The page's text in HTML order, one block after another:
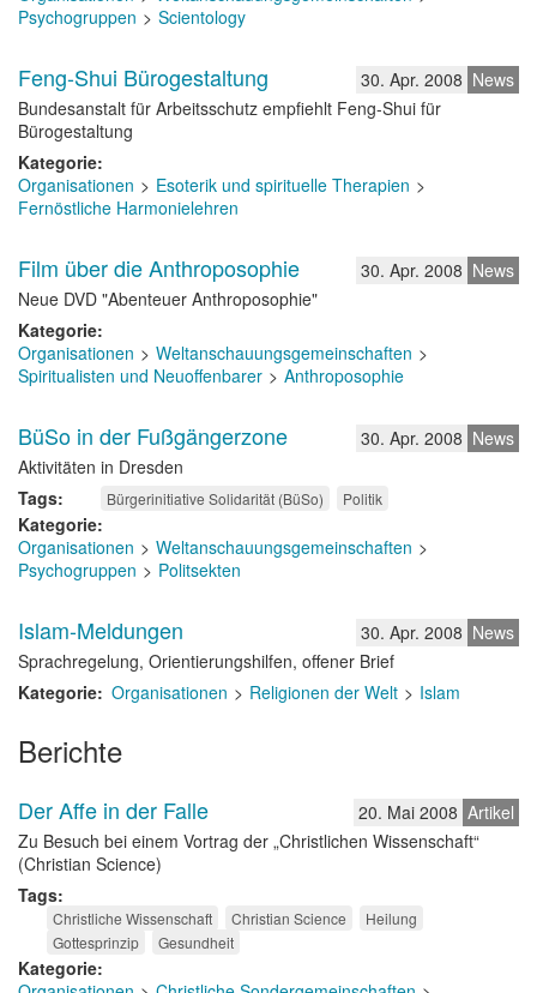
Psychogruppen
Scientology
News
30. Apr. 2008
Feng-Shui Bürogestaltung
Bundesanstalt für Arbeitsschutz empfiehlt Feng-Shui für
Bürogestaltung
Kategorie
Organisationen
Esoterik und spirituelle Therapien
Fernöstliche Harmonielehren
News
30. Apr. 2008
Film über die Anthroposophie
Neue DVD "Abenteuer Anthroposophie"
Kategorie
Organisationen
Weltanschauungsgemeinschaften
Spiritualisten und Neuoffenbarer
Anthroposophie
News
30. Apr. 2008
BüSo in der Fußgängerzone
Aktivitäten in Dresden
Tags
Bürgerinitiative Solidarität (BüSo) Politik
Kategorie
Organisationen
Weltanschauungsgemeinschaften
Psychogruppen
Politsekten
News
30. Apr. 2008
Islam-Meldungen
Sprachregelung, Orientierungshilfen, offener Brief
Kategorie Organisationen Religionen der Welt Islam
Berichte
Artikel
20. Mai 2008
Der Affe in der Falle
Zu Besuch bei einem Vortrag der „Christlichen Wissenschaft“
(Christian Science)
Tags
Christliche Wissenschaft Christian Science
Heilung
Gottesprinzip
Gesundheit
Kategorie